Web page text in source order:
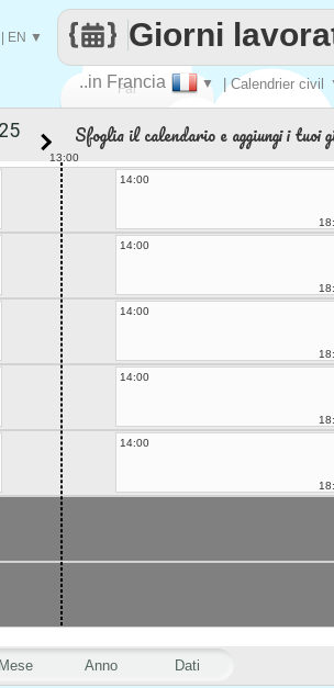
Fai
..in Francia ▼ | Calendrier civil
Giorni
EN ▼
Anno Dati
Sfoglia il calendario e aggiungi i tuoi
13:00
14:00
14:00
14:00
14:00
14:00